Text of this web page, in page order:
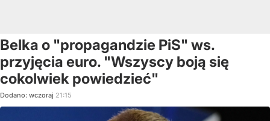
Belka o "propagandzie PiS" ws.
przyjęcia euro. "Wszyscy boją się
cokolwiek powiedzieć"
Dodano: wczoraj 21:15